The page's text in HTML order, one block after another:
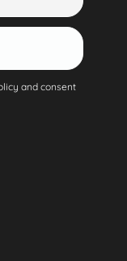
and consent